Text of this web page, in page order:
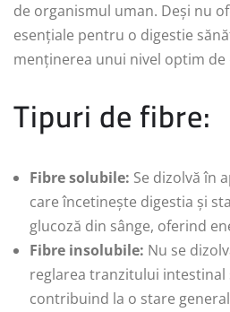
de organismul uman. Deși nu
esențiale pentru o digestie
menținerea unui nivel optim
Tipuri de fibre:
Fibre solubile: Se dizolvă în
care încetinește digestia și
glucoză din sânge, oferind
Fibre insolubile: Nu se
reglarea tranzitului intestinal
contribuind la o stare